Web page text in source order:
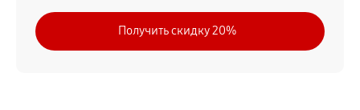
Замена Wi-Fi МФУ Canon iR 2030i
1620 руб 60 минут
Получить скидку 20%